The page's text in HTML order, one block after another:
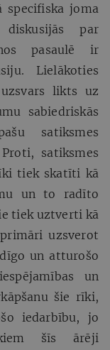
specifiska joma
diskusijās par
pasaulē ir
Lielākoties
likts uz
sabiedriskās
satiksmes
satiksmes
tiek skatīti kā
un to radīto
tiek uztverti kā
uzsverot
un atturošo
un
šie rīki,
iedarbību, jo
šīs ārēji